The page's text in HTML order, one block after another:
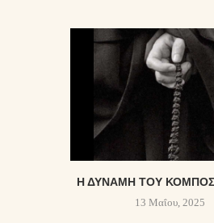
Η ΔΎΝΑΜΗ ΤΟΥ
13 Μαΐου, 2025